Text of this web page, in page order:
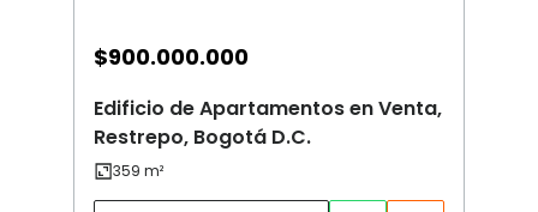
$900.000.000
Edificio de Apartamentos en Venta,
Restrepo, Bogotá D.C.